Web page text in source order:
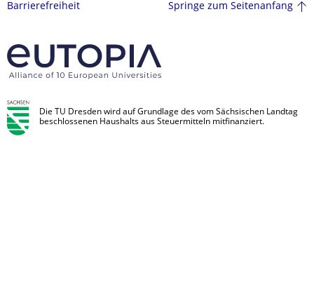
Barrierefreiheit
Springe zum Seitenanfang
Die TU Dresden wird auf Grundlage des vom Sächsischen Landtag
beschlossenen Haushalts aus Steuermitteln mitfinanziert.